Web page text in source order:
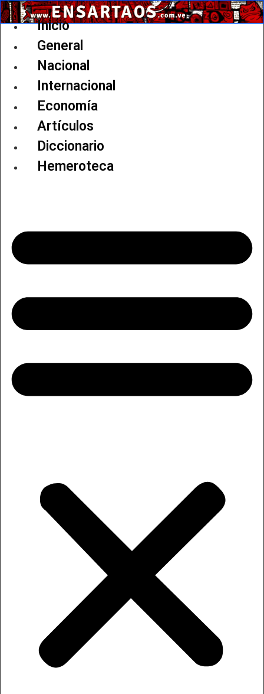
Ir
al
Inicio
General
Nacional
Internacional
Economía
Artículos
Diccionario
Hemeroteca